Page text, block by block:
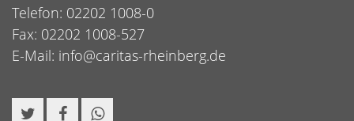
Telefon: 02202 1008-0
Fax: 02202 1008-527
E-Mail: info@caritas-rheinberg.de